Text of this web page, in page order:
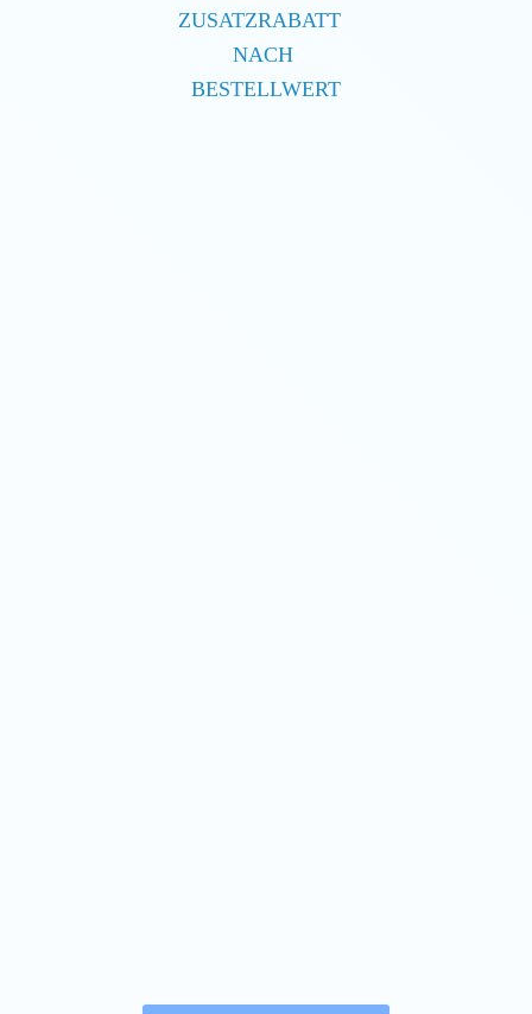
ZUSATZRABATT
NACH
BESTELLWERT